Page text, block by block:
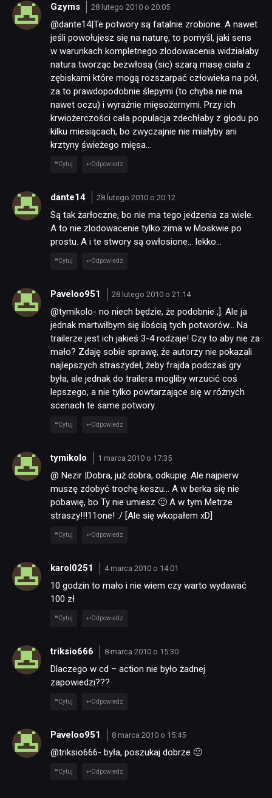
Gzyms 28 lutego 2010 o 20:05
@dante14|Te potwory są fatalnie zrobione. A nawet
jeśli powołujesz się na naturę, to pomyśl, jaki sens
w warunkach kompletnego zlodowacenia widziałaby
natura tworząc bezwłosą (sic) szarą masę ciała z
zębiskami które mogą rozszarpać człowieka na pół,
za to prawdopodobnie ślepymi (to chyba nie ma
nawet oczu) i wyraźnie mięsożernymi. Przy ich
krwiożerczości cała populacja zdechłaby z głodu po
kilku miesiącach, bo zwyczajnie nie miałyby ani
krztyny świeżego mięsa…
Cytuj Odpowiedz
dante14 28 lutego 2010 o 20:12
Są tak żarłoczne, bo nie ma tego jedzenia za wiele.
A to nie zlodowacenie tylko zima w Moskwie po
prostu. A i te stwory są owłosione… lekko…
Cytuj Odpowiedz
Paveloo951 28 lutego 2010 o 21:14
@tymikolo- no niech będzie, że podobnie ;]. Ale ja
jednak martwiłbym się ilością tych potworów… Na
trailerze jest ich jakieś 3-4 rodzaje! Czy to aby nie za
mało? Zdaję sobie sprawę, że autorzy nie pokazali
najlepszych straszydeł, żeby frajda podczas gry
była, ale jednak do trailera mogliby wrzucić coś
lepszego, a nie tylko powtarzające się w różnych
scenach te same potwory.
Cytuj Odpowiedz
tymikolo 1 marca 2010 o 17:35
@ Nezir |Dobra, już dobra, odkupię. Ale najpierw
muszę zdobyć trochę keszu… A w berka się nie
pobawię, bo Ty nie umiesz 🙁 A w tym Metrze
straszy!!!11one! :/ [Ale się wkopałem xD]
Cytuj Odpowiedz
karol0251 4 marca 2010 o 14:01
10 godzin to mało i nie wiem czy warto wydawać
100 zł
Cytuj Odpowiedz
triksio666 8 marca 2010 o 15:30
Dlaczego w cd – action nie było żadnej
zapowiedzi???
Cytuj Odpowiedz
Paveloo951 8 marca 2010 o 15:45
@triksio666- była, poszukaj dobrze 🙂
Cytuj Odpowiedz